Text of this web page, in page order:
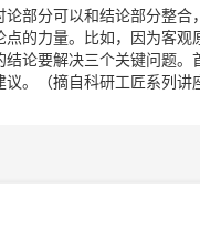
部分可以和结论部分整
的力量。比如，因为客
论要解决三个关键问题
。（摘自科研工匠系列